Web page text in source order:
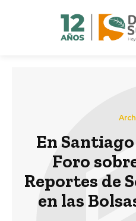
En
Foro
Reportes de
en las